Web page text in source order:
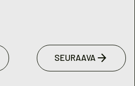
SEURAAVA